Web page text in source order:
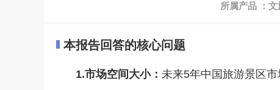
所属产品 ：
本报告回答的核心问题
1.市场空间大小： 未来5年中国旅游景区